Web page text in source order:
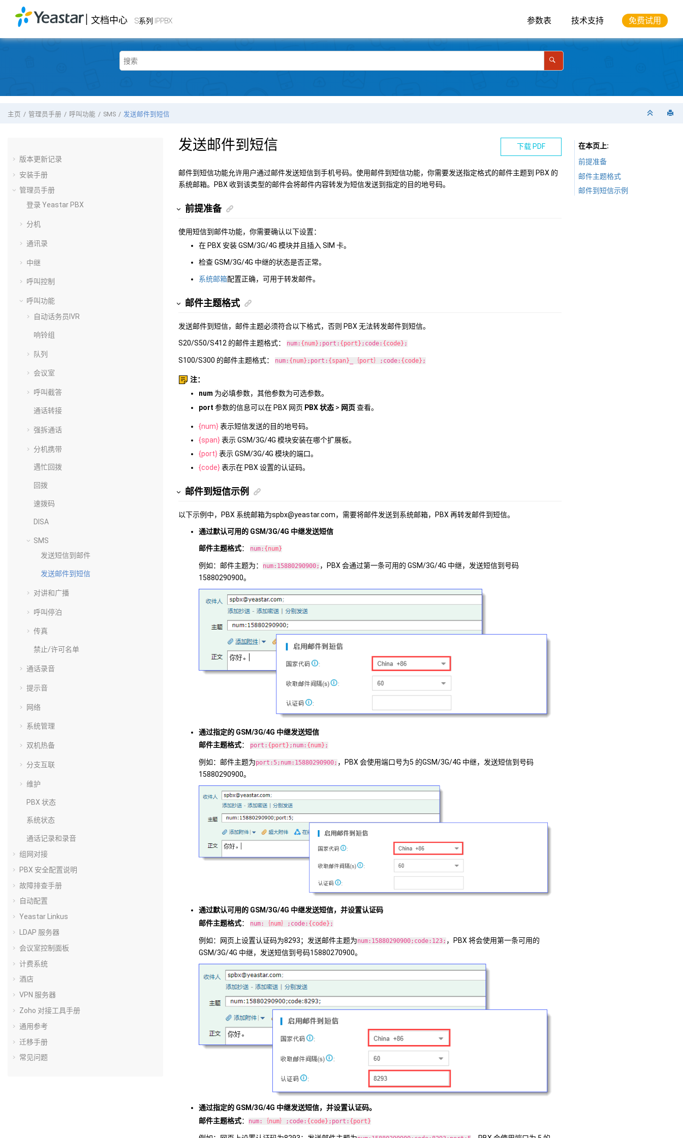
跳转到主要内容
文档中心 S系列 IPPBX 参数表 技术支持 免费试用
YeastarS系列 IPPBX- 文档中心
主页 管理员手册 呼叫功能 SMS 发送邮件到短信
版本更新记录
安装手册
管理员手册
登录 Yeastar PBX
分机
通讯录
中继
呼叫控制
呼叫功能
自动话务员IVR
响铃组
队列
会议室
呼叫截答
通话转接
强拆通话
分机携带
遇忙回拨
回拨
速拨码
DISA
SMS
发送短信到邮件
发送邮件到短信
对讲和广播
呼叫停泊
传真
禁止/许可名单
通话录音
提示音
网络
系统管理
双机热备
分支互联
维护
PBX 状态
系统状态
通话记录和录音
组网对接
PBX 安全配置说明
故障排查手册
自动配置
Yeastar Linkus
LDAP 服务器
会议室控制面板
计费系统
酒店
VPN 服务器
Zoho 对接工具手册
通用参考
迁移手册
常见问题
下载 PDF
发送邮件到短信
邮件到短信功能允许用户通过邮件发送短信到手机号码。使用邮件到短信功能，你需要发送指定格式的邮件主题到 PBX 的
系统邮箱。PBX 收到该类型的邮件会将邮件内容转发为短信发送到指定的目的地号码。
前提准备
使用短信到邮件功能，你需要确认以下设置：
在 PBX 安装 GSM/3G/4G 模块并且插入 SIM 卡。
检查 GSM/3G/4G 中继的状态是否正常。
系统邮箱配置正确，可用于转发邮件。
邮件主题格式
发送邮件到短信，邮件主题必须符合以下格式，否则 PBX 无法转发邮件到短信。
S20/S50/S412 的邮件主题格式： num: {num} ;port: {port} ;code: {code} ;
S100/S300 的邮件主题格式： num: {num} ;port: {span} ｛port｝ ;code: {code} ;
注：
num 为必填参数，其他参数为可选参数。
port 参数的信息可以在 PBX 网页 PBX 状态 > 网页查看。
{num}表示短信发送的目的地号码。
{span}表示 GSM/3G/4G 模块安装在哪个扩展板。
{port}表示 GSM/3G/4G 模块的端口。
{code}表示在 PBX 设置的认证码。
邮件到短信示例
以下示例中，PBX 系统邮箱为spbx@yeastar.com，需要将邮件发送到系统邮箱，PBX 再转发邮件到短信。
通过默认可用的 GSM/3G/4G 中继发送短信
邮件主题格式： num: {num}
例如：邮件主题为： num:15880290900; ，PBX 会通过第一条可用的 GSM/3G/4G 中继，发送短信到号码
15880290900。
通过指定的 GSM/3G/4G 中继发送短信
邮件主题格式： port: {port} ;num: {num} ;
例如：邮件主题为port:5;num:15880290900; ，PBX 会使用端口号为5 的GSM/3G/4G 中继，发送短信到号码
15880290900。
通过默认可用的 GSM/3G/4G 中继发送短信，并设置认证码
邮件主题格式： num: ｛num｝ ;code: {code} ;
例如：网页上设置认证码为8293；发送邮件主题为num:15880290900;code:123; ，PBX 将会使用第一条可用的
GSM/3G/4G 中继，发送短信到号码15880270900。
通过指定的 GSM/3G/4G 中继发送短信，并设置认证码。
邮件主题格式： num: ｛num｝ ;code: {code} ;port: {port}
在本页上
前提准备
邮件主题格式
邮件到短信示例